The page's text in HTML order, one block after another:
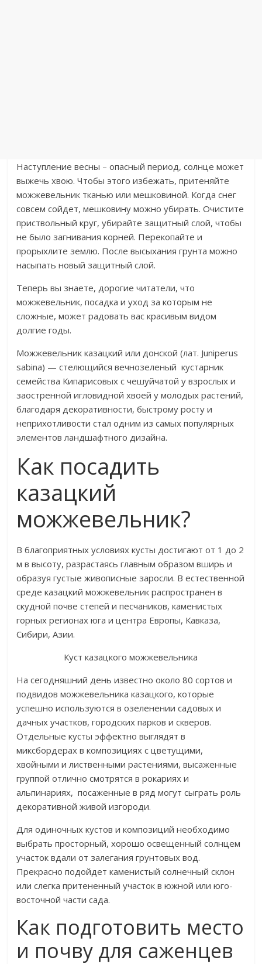
Наступление весны – опасный период, солнце может
выжечь хвою. Чтобы этого избежать, притеняйте
можжевельник тканью или мешковиной. Когда снег
совсем сойдет, мешковину можно убирать. Очистите
приствольный круг, убирайте защитный слой, чтобы
не было загнивания корней. Перекопайте и
прорыхлите землю. После высыхания грунта можно
насыпать новый защитный слой.
Теперь вы знаете, дорогие читатели, что
можжевельник, посадка и уход за которым не
сложные, может радовать вас красивым видом
долгие годы.
Можжевельник казацкий или донской (лат. Juniperus
sabina) — стелющийся вечнозеленый кустарник
семейства Кипарисовых с чешуйчатой у взрослых и
заостренной игловидной хвоей у молодых растений,
благодаря декоративности, быстрому росту и
неприхотливости стал одним из самых популярных
элементов ландшафтного дизайна.
Как посадить
казацкий
можжевельник?
В благоприятных условиях кусты достигают от 1 до 2
м в высоту, разрастаясь главным образом вширь и
образуя густые живописные заросли. В естественной
среде казацкий можжевельник распространен в
скудной почве степей и песчаников, каменистых
горных регионах юга и центра Европы, Кавказа,
Сибири, Азии.
Куст казацкого можжевельника
На сегодняшний день известно около 80 сортов и
подвидов можжевельника казацкого, которые
успешно используются в озеленении садовых и
дачных участков, городских парков и скверов.
Отдельные кусты эффектно выглядят в
миксбордерах в композициях с цветущими,
хвойными и лиственными растениями, высаженные
группой отлично смотрятся в рокариях и
альпинариях, посаженные в ряд могут сыграть роль
декоративной живой изгороди.
Для одиночных кустов и композиций необходимо
выбрать просторный, хорошо освещенный солнцем
участок вдали от залегания грунтовых вод.
Прекрасно подойдет каменистый солнечный склон
или слегка притененный участок в южной или юго-
восточной части сада.
Как подготовить место
и почву для саженцев